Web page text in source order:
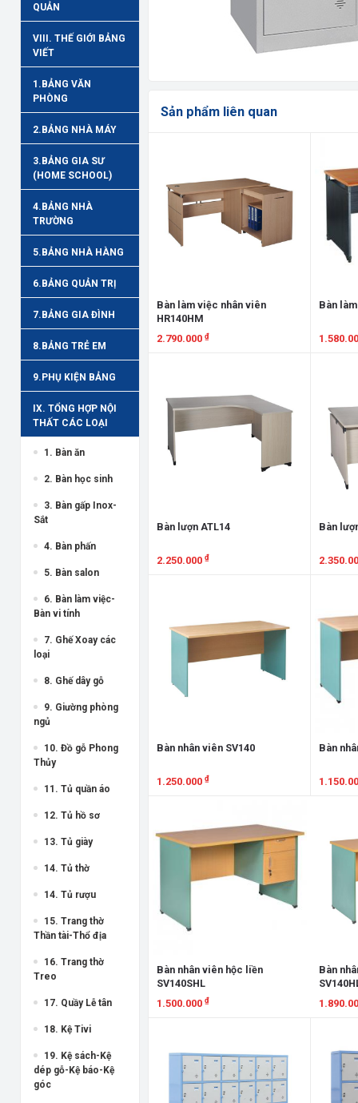
QUẢN
VIII. THẾ GIỚI BẢNG
VIẾT
1.BẢNG VĂN
PHÒNG
2.BẢNG NHÀ MÁY
3.BẢNG GIA SƯ
(HOME SCHOOL)
4.BẢNG NHÀ
TRƯỜNG
5.BẢNG NHÀ HÀNG
6.BẢNG QUẢN TRỊ
7.BẢNG GIA ĐÌNH
8.BẢNG TRẺ EM
9.PHỤ KIỆN BẢNG
IX. TỔNG HỢP NỘI
THẤT CÁC LOẠI
1. Bàn ăn
2. Bàn học sinh
3. Bàn gấp Inox-
Sắt
4. Bàn phấn
5. Bàn salon
6. Bàn làm việc-
Bàn vi tính
7. Ghế Xoay các
loại
8. Ghế dây gỗ
9. Giường phòng
ngủ
10. Đồ gỗ Phong
Thủy
11. Tủ quần áo
12. Tủ hồ sơ
13. Tủ giày
14. Tủ thờ
14. Tủ rượu
15. Trang thờ
Thần tài-Thổ địa
16. Trang thờ
Treo
17. Quầy Lễ tân
18. Kệ Tivi
19. Kệ sách-Kệ
dép gỗ-Kệ báo-Kệ
góc
Sản phẩm liên quan
Bàn làm việc nhân viên
HR140HM
2.790.000 ₫
Bàn
Bàn lượn ATL14
2.250.000 ₫
Bàn
Bàn nhân viên SV140
1.250.000 ₫
Bàn
Bàn nhân viên hộc liền
SV140SHL
1.500.000 ₫
Bàn